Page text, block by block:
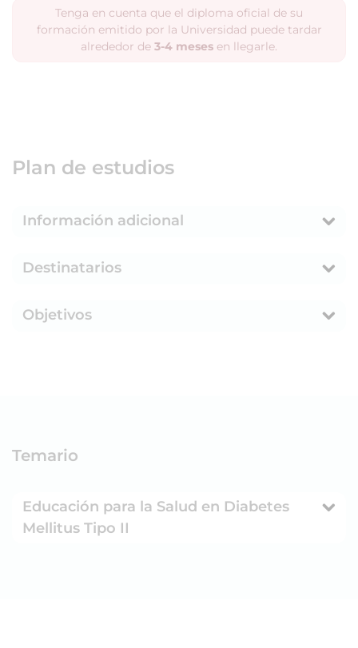
Tenga en cuenta que el diploma oficial de su
formación emitido por la Universidad puede tardar
alrededor de 3-4 meses en llegarle.
Plan de estudios
Información adicional
Destinatarios
Objetivos
Temario
Educación para la Salud en Diabetes
Mellitus Tipo II